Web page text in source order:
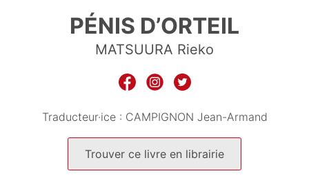
PÉNIS D’ORTEIL
MATSUURA Rieko
Traducteur·ice : CAMPIGNON Jean-Armand
Trouver ce livre en librairie